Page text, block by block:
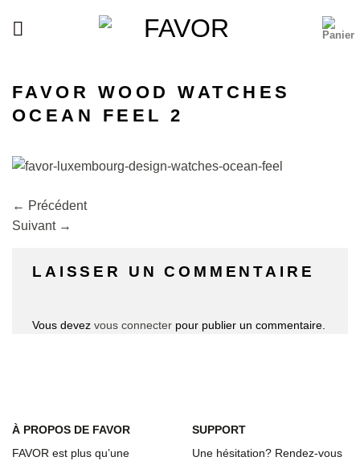
FAVOR WOOD WATCHES
OCEAN FEEL 2
← Précédent
Suivant →
LAISSER UN COMMENTAIRE
Vous devez vous connecter pour publier un commentaire.
À PROPOS DE FAVOR
FAVOR est plus qu’une
SUPPORT
Une hésitation? Rendez-vous